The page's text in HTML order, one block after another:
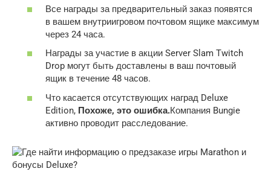
Все награды за предварительный заказ появятся
в вашем внутриигровом почтовом ящике максимум
через 24 часа.
Награды за участие в акции Server Slam Twitch
Drop могут быть доставлены в ваш почтовый
ящик в течение 48 часов.
Что касается отсутствующих наград Deluxe
Edition, Похоже, это ошибка.Компания Bungie
активно проводит расследование.